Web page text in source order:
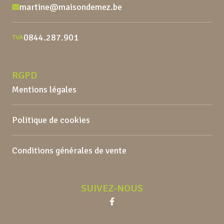
martine@maisondemez.be
TVA0844.287.901
RGPD
Mentions légales
Politique de cookies
Conditions générales de vente
SUIVEZ-NOUS
Facebook